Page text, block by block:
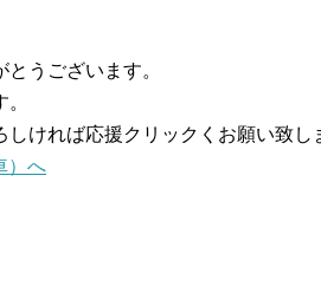
うございます。
ければ応援クリックくお願い致し